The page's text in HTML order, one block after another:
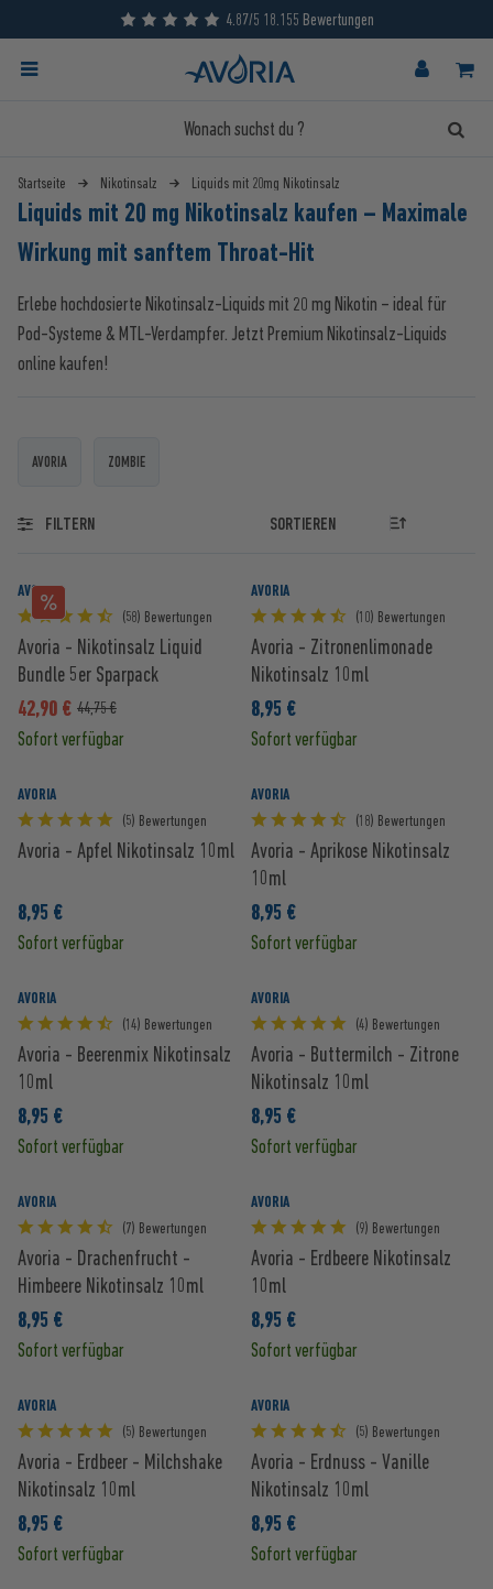
4.87/5 18.155 Bewertungen
Startseite Nikotinsalz Liquids mit 20mg Nikotinsalz
Liquids mit 20 mg Nikotinsalz kaufen – Maximale
Wirkung mit sanftem Throat-Hit
Erlebe hochdosierte Nikotinsalz-Liquids mit 20 mg Nikotin – ideal für
Pod-Systeme & MTL-Verdampfer. Jetzt Premium Nikotinsalz-Liquids
online kaufen!
AVORIA ZOMBIE
FILTERN
AVORIA
(58) Bewertungen
Avoria - Nikotinsalz Liquid
Bundle 5er Sparpack
42,90 € 44,75 €
Sofort verfügbar
AVORIA
(10) Bewertungen
Avoria - Zitronenlimonade
Nikotinsalz 10ml
8,95 €
Sofort verfügbar
AVORIA
(5) Bewertungen
Avoria - Apfel Nikotinsalz 10ml
8,95 €
Sofort verfügbar
AVORIA
(18) Bewertungen
Avoria - Aprikose Nikotinsalz
10ml
8,95 €
Sofort verfügbar
AVORIA
(14) Bewertungen
Avoria - Beerenmix Nikotinsalz
10ml
8,95 €
Sofort verfügbar
AVORIA
(4) Bewertungen
Avoria - Buttermilch - Zitrone
Nikotinsalz 10ml
8,95 €
Sofort verfügbar
AVORIA
(7) Bewertungen
Avoria - Drachenfrucht -
Himbeere Nikotinsalz 10ml
8,95 €
Sofort verfügbar
AVORIA
(9) Bewertungen
Avoria - Erdbeere Nikotinsalz
10ml
8,95 €
Sofort verfügbar
AVORIA
(5) Bewertungen
Avoria - Erdbeer - Milchshake
Nikotinsalz 10ml
8,95 €
Sofort verfügbar
AVORIA
(5) Bewertungen
Avoria - Erdnuss - Vanille
Nikotinsalz 10ml
8,95 €
Sofort verfügbar